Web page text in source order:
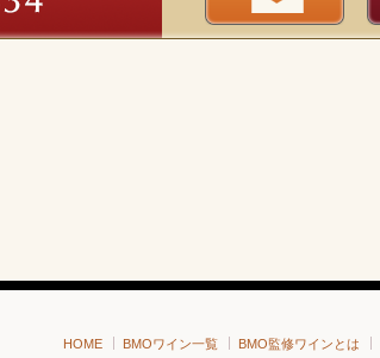
HOME BMOワイン一覧 BMO監修ワインとは